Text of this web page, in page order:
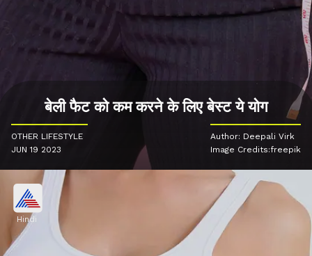
बेली फैट को कम करने के लिए बेस्ट ये योग
OTHER LIFESTYLE
JUN 19 2023
Author: Deepali Virk
Image Credits:freepik
Hindi